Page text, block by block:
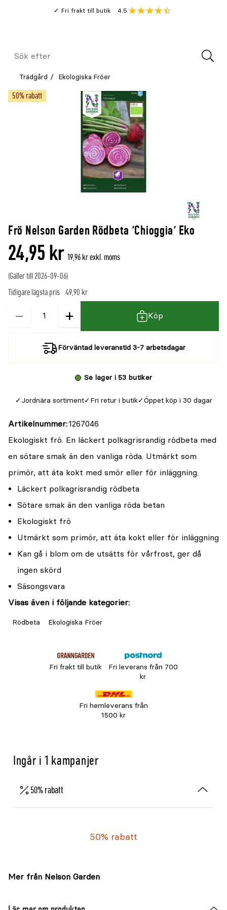
Fri frakt till butik
Genomsnitt
4.5
Meny
Sök
Trädgård Ekologiska Fröer
Frö Nelson Garden Rödbeta 'Chioggia' Eko
24,95 kr 19,96 kr exkl. moms
(Gäller till 2026-09-06)
Tidigare lägsta pris 49,90 kr
−
Kvantitet + Köp
Förväntad leveranstid 3-7 arbetsdagar
Se lager i 53 butiker
Jordnära sortiment Fri retur i butik Öppet köp i 30 dagar
Artikelnummer 1267046
Ekologiskt frö. En läckert polkagrisrandig rödbeta med
en sötare smak än den vanliga röda. Utmärkt som
primör, att äta kokt med smör eller för inläggning.
Läckert polkagrisrandig rödbeta
Sötare smak än den vanliga röda betan
Ekologiskt frö
Utmärkt som primör, att äta kokt eller för inläggning
Kan gå i blom om de utsätts för vårfrost, ger då
ingen skörd
Säsongsvara
Visas även i följande kategorier:
Rödbeta Ekologiska Fröer
Fri frakt till butik
Fri leverans från 700
kr
Fri hemleverans från
1500 kr
Ingår i 1 kampanjer
50% rabatt
50% rabatt
Mer från Nelson Garden
50% rabatt